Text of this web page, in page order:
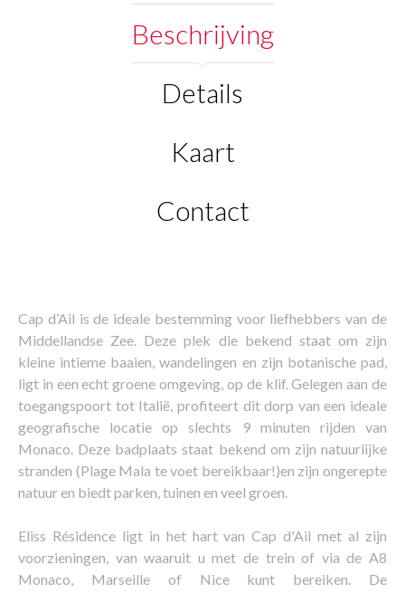
Beschrijving
Details
Kaart
Contact
Cap d’Ail is de ideale bestemming voor liefhebbers van de
Middellandse Zee. Deze plek die bekend staat om zijn
kleine intieme baaien, wandelingen en zijn botanische pad,
ligt in een echt groene omgeving, op de klif. Gelegen aan de
toegangspoort tot Italië, profiteert dit dorp van een ideale
geografische locatie op slechts 9 minuten rijden van
Monaco. Deze badplaats staat bekend om zijn natuurlijke
stranden (Plage Mala te voet bereikbaar!)en zijn ongerepte
natuur en biedt parken, tuinen en veel groen.
Eliss Résidence ligt in het hart van Cap d'Ail met al zijn
voorzieningen, van waaruit u met de trein of via de A8
Monaco, Marseille of Nice kunt bereiken. De